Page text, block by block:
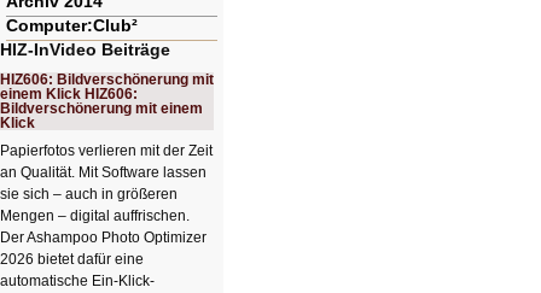
Computer:Club²
HIZ-InVideo Beiträge
HIZ606: Bildverschönerung mit
einem Klick HIZ606:
Bildverschönerung mit einem
Klick
Papierfotos verlieren mit der Zeit
an Qualität. Mit Software lassen
sie sich – auch in größeren
Mengen – digital auffrischen.
Der Ashampoo Photo Optimizer
2026 bietet dafür eine
automatische Ein-Klick-